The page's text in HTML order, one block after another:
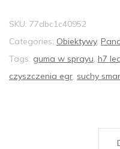
SKU: 77dbc1c40952
Categories: Obiektywy,
Tags: guma w sprayu, h7
czyszczenia egr, suchy smar